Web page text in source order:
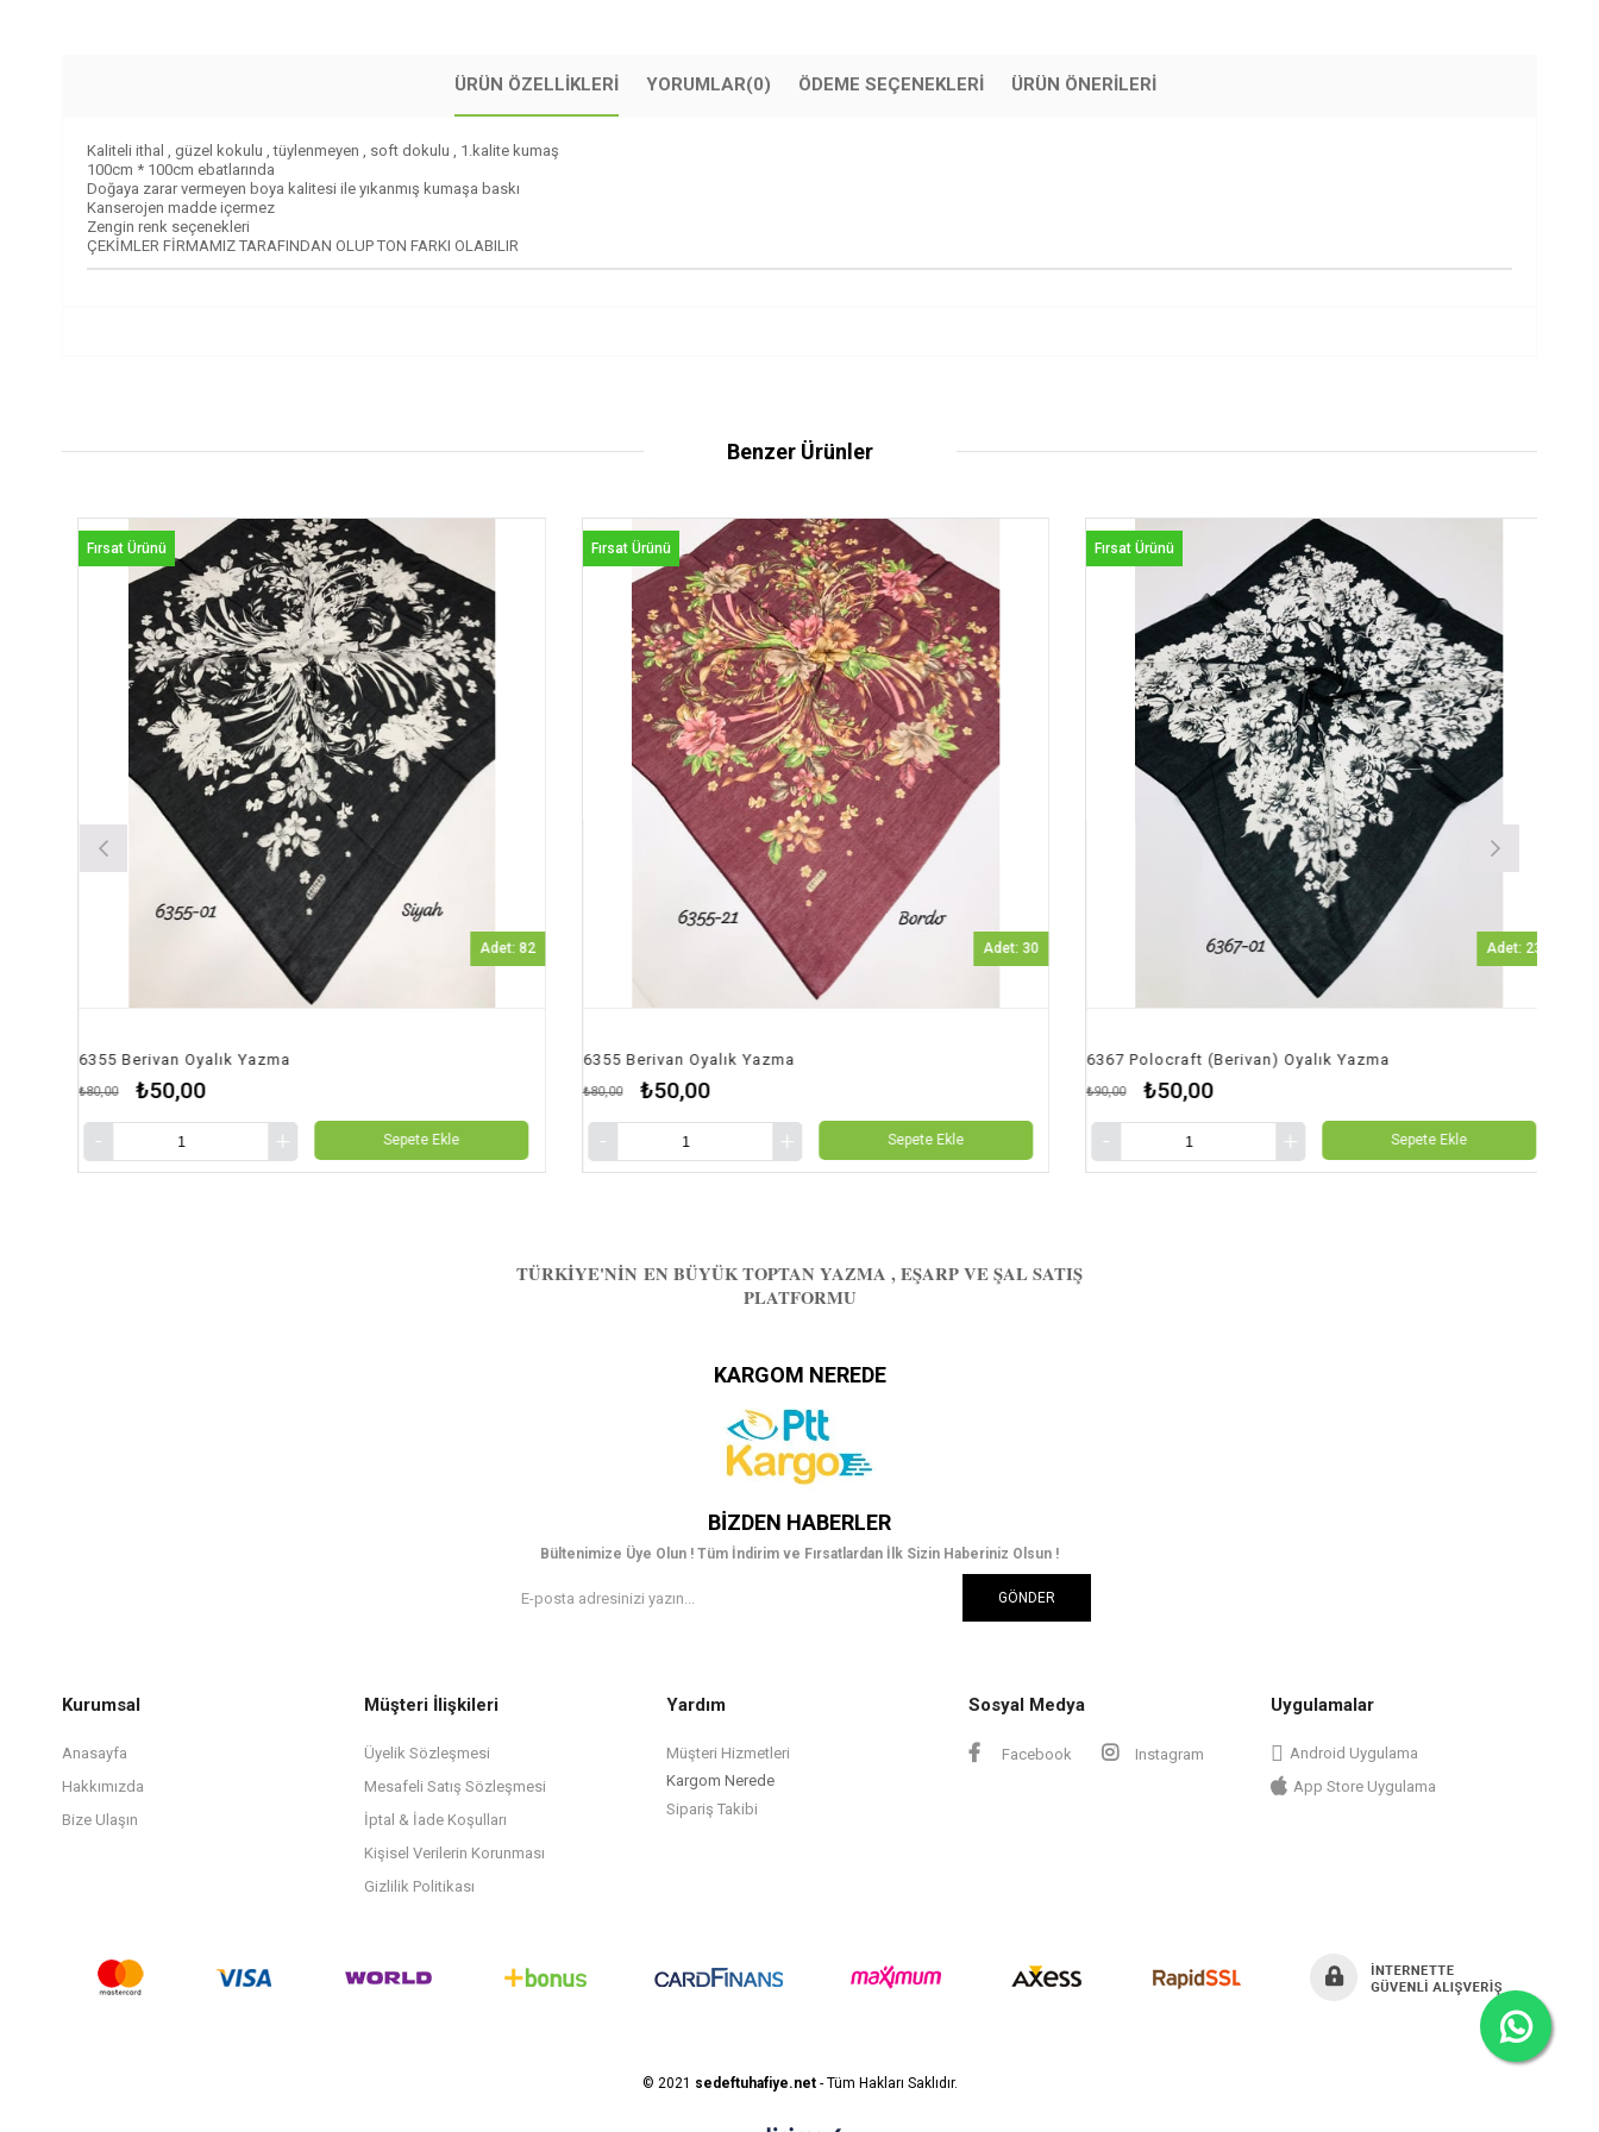
ÜRÜN ÖZELLIKLERI YORUMLAR(0) ÖDEME SEÇENEKLERI ÜRÜN ÖNERILERI
Kaliteli ithal , güzel kokulu , tüylenmeyen , soft dokulu , 1.kalite kumaş
100cm * 100cm ebatlarında
Doğaya zarar vermeyen boya kalitesi ile yıkanmış kumaşa baskı
Kanserojen madde içermez
Zengin renk seçenekleri
ÇEKİMLER FİRMAMIZ TARAFINDAN OLUP TON FARKI OLABILIR
Benzer Ürünler
6355 Berivan Oyalık Yazma
₺50,00
Adet: 82
Sepete Ekle
Fırsat Ürünü
6355 Berivan Oyalık Yazma
₺50,00
Adet: 30
Sepete Ekle
Fırsat Ürünü
6367 Polocraft (Berivan) Oyalık Yazma
₺50,00
Adet: 23
Sepete Ekle
Fırsat Ürünü
TÜRKIYE'NIN EN BÜYÜK TOPTAN YAZMA , EŞARP VE ŞAL SATIŞ
PLATFORMU
KARGOM NEREDE
BIZDEN HABERLER
Bültenimize Üye Olun ! Tüm İndirim ve Fırsatlardan İlk Sizin Haberiniz Olsun !
GÖNDER
Kurumsal
Anasayfa
Hakkımızda
Bize Ulaşın
Müşteri İlişkileri
Üyelik Sözleşmesi
Mesafeli Satış Sözleşmesi
İptal & İade Koşulları
Kişisel Verilerin Korunması
Gizlilik Politikası
Yardım
Müşteri Hizmetleri
Kargom Nerede
Sipariş Takibi
Sosyal Medya
Facebook Instagram
Uygulamalar
Android Uygulama
App Store Uygulama
© 2021 sedeftuhafiye.net- Tüm Hakları Saklıdır.